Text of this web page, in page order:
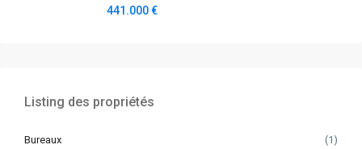
441.000 €
Listing des propriétés
Bureaux (1)